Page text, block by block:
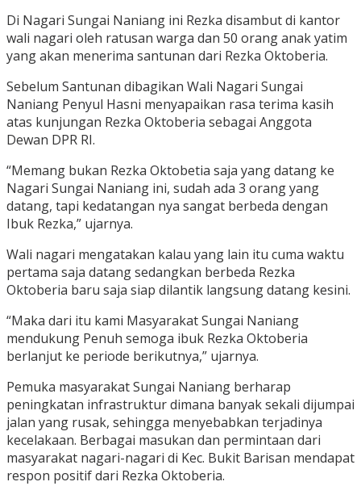
Di Nagari Sungai Naniang ini Rezka disambut di kantor
wali nagari oleh ratusan warga dan 50 orang anak yatim
yang akan menerima santunan dari Rezka Oktoberia.
Sebelum Santunan dibagikan Wali Nagari Sungai
Naniang Penyul Hasni menyapaikan rasa terima kasih
atas kunjungan Rezka Oktoberia sebagai Anggota
Dewan DPR RI.
“Memang bukan Rezka Oktobetia saja yang datang ke
Nagari Sungai Naniang ini, sudah ada 3 orang yang
datang, tapi kedatangan nya sangat berbeda dengan
Ibuk Rezka,” ujarnya.
Wali nagari mengatakan kalau yang lain itu cuma waktu
pertama saja datang sedangkan berbeda Rezka
Oktoberia baru saja siap dilantik langsung datang kesini.
“Maka dari itu kami Masyarakat Sungai Naniang
mendukung Penuh semoga ibuk Rezka Oktoberia
berlanjut ke periode berikutnya,” ujarnya.
Pemuka masyarakat Sungai Naniang berharap
peningkatan infrastruktur dimana banyak sekali dijumpai
jalan yang rusak, sehingga menyebabkan terjadinya
kecelakaan. Berbagai masukan dan permintaan dari
masyarakat nagari-nagari di Kec. Bukit Barisan mendapat
respon positif dari Rezka Oktoberia.